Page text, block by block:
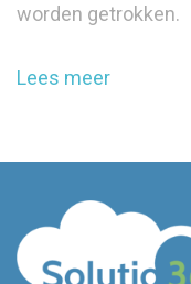
worden getrokken.
Lees meer